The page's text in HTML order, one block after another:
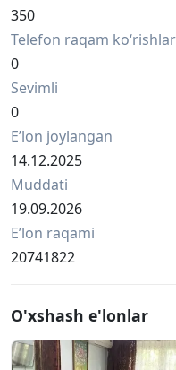
350
Telefon raqam ko‘rishlar
0
Sevimli
0
Eʼlon joylangan
14.12.2025
Muddati
19.09.2026
Eʼlon raqami
20741822
O'xshash e'lonlar